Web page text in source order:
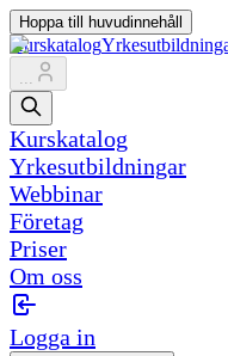
Hoppa till huvudinnehåll
Kurskatalog
...
Kurskatalog
Yrkesutbildningar
Webbinar
Företag
Priser
Om oss
Logga in